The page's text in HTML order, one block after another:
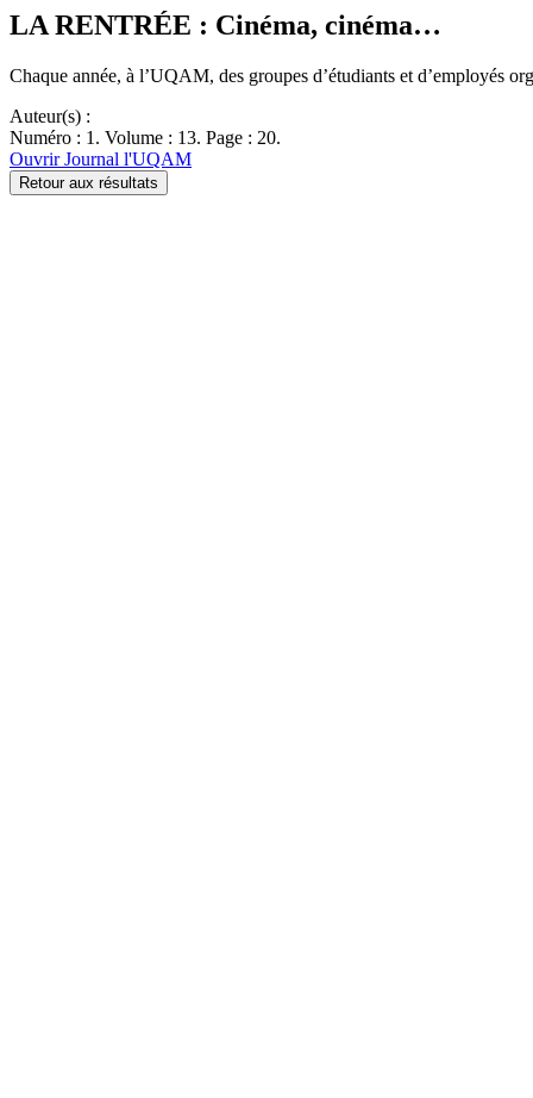
LA RENTRÉE : Cinéma, cinéma…
Chaque année, à l’UQAM, des groupes d’étudiants et d’employés
Auteur(s) :
Numéro : 1. Volume : 13. Page : 20.
Ouvrir Journal l'UQAM
Retour aux résultats